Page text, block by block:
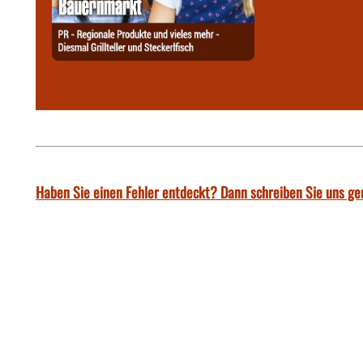
Haben Sie einen Fehler entdeckt? Dann schreiben Sie uns